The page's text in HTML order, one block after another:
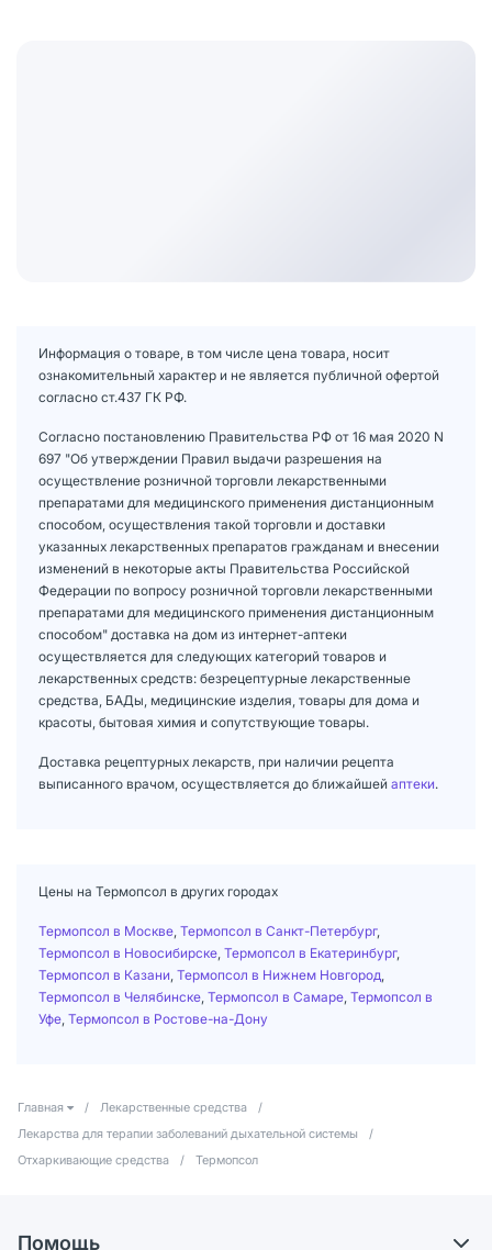
Информация о товаре, в том числе цена товара, носит
ознакомительный характер и не является публичной офертой
согласно ст.437 ГК РФ.
Согласно постановлению Правительства РФ от 16 мая 2020 N
697 "Об утверждении Правил выдачи разрешения на
осуществление розничной торговли лекарственными
препаратами для медицинского применения дистанционным
способом, осуществления такой торговли и доставки
указанных лекарственных препаратов гражданам и внесении
изменений в некоторые акты Правительства Российской
Федерации по вопросу розничной торговли лекарственными
препаратами для медицинского применения дистанционным
способом" доставка на дом из интернет-аптеки
осуществляется для следующих категорий товаров и
лекарственных средств: безрецептурные лекарственные
средства, БАДы, медицинские изделия, товары для дома и
красоты, бытовая химия и сопутствующие товары.
Доставка рецептурных лекарств, при наличии рецепта
выписанного врачом, осуществляется до ближайшей аптеки.
Цены на Термопсол в других городах
Термопсол в Москве Термопсол в Санкт-Петербург,
Термопсол в Новосибирске Термопсол в Екатеринбург,
Термопсол в Казани Термопсол в Нижнем Новгород
Термопсол в Челябинске Термопсол в Самаре Термопсол в
Уфе Термопсол в Ростове-на-Дону
Главная / Лекарственные средства
/
Лекарства для терапии заболеваний дыхательной системы
/
Отхаркивающие средства
/ Термопсол
Помощь